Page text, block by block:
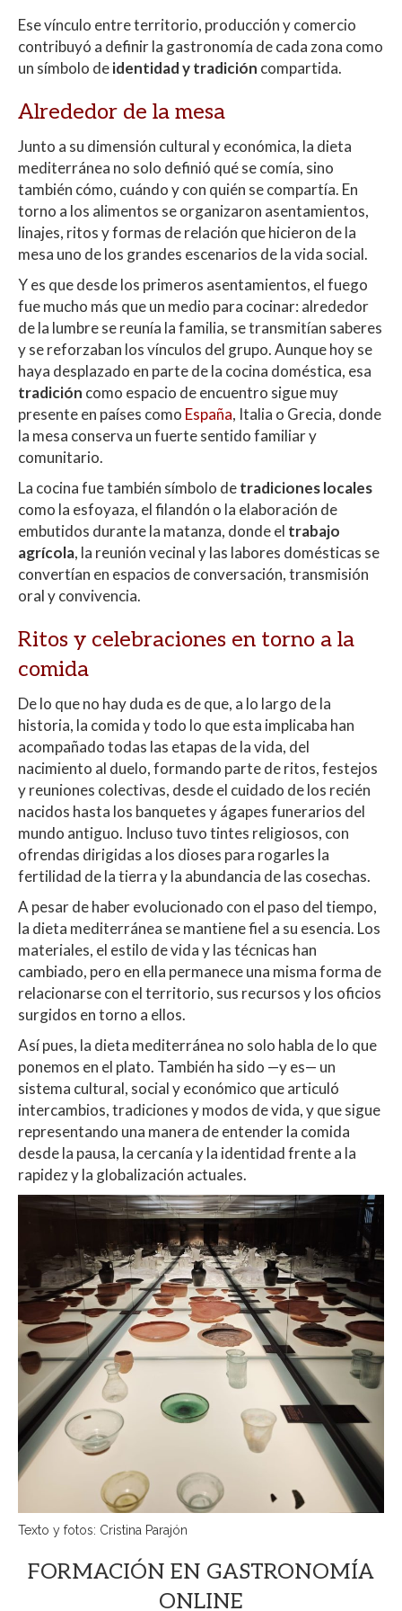
Ese vínculo entre territorio, producción y comercio
contribuyó a definir la gastronomía de cada zona como
un símbolo deidentidad y tradición compartida.
Alrededor de la mesa
Junto a su dimensión cultural y económica, la dieta
mediterránea no solo definió qué se comía, sino
también cómo, cuándo y con quién se compartía. En
torno a los alimentos se organizaron asentamientos,
linajes, ritos y formas de relación que hicieron de la
mesa uno de los grandes escenarios de la vida social.
Y es que desde los primeros asentamientos, el fuego
fue mucho más que un medio para cocinar: alrededor
de la lumbre se reunía la familia, se transmitían saberes
y se reforzaban los vínculos del grupo. Aunque hoy se
haya desplazado en parte de la cocina doméstica, esa
tradición como espacio de encuentro sigue muy
presente en países como España, Italia o Grecia, donde
la mesa conserva un fuerte sentido familiar y
comunitario.
La cocina fue también símbolo detradiciones locales
como la esfoyaza, el filandón o la elaboración de
embutidos durante la matanza, donde el trabajo
agrícola, la reunión vecinal y las labores domésticas se
convertían en espacios de conversación, transmisión
oral y convivencia.
Ritos y celebraciones en torno a la
comida
De lo que no hay duda es de que, a lo largo de la
historia, la comida y todo lo que esta implicaba han
acompañado todas las etapas de la vida, del
nacimiento al duelo, formando parte de ritos, festejos
y reuniones colectivas, desde el cuidado de los recién
nacidos hasta los banquetes y ágapes funerarios del
mundo antiguo. Incluso tuvo tintes religiosos, con
ofrendas dirigidas a los dioses para rogarles la
fertilidad de la tierra y la abundancia de las cosechas.
A pesar de haber evolucionado con el paso del tiempo,
la dieta mediterránea se mantiene fiel a su esencia. Los
materiales, el estilo de vida y las técnicas han
cambiado, pero en ella permanece una misma forma de
relacionarse con el territorio, sus recursos y los oficios
surgidos en torno a ellos.
Así pues, la dieta mediterránea no solo habla de lo que
ponemos en el plato. También ha sido —y es— un
sistema cultural, social y económico que articuló
intercambios, tradiciones y modos de vida, y que sigue
representando una manera de entender la comida
desde la pausa, la cercanía y la identidad frente a la
rapidez y la globalización actuales.
Texto y fotos: Cristina Parajón
FORMACIÓN EN GASTRONOMÍA
ONLINE